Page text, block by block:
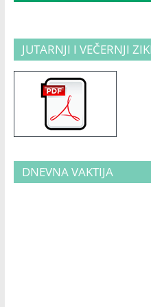
JUTARNJI I VEČERNJI
DNEVNA VAKTIJA